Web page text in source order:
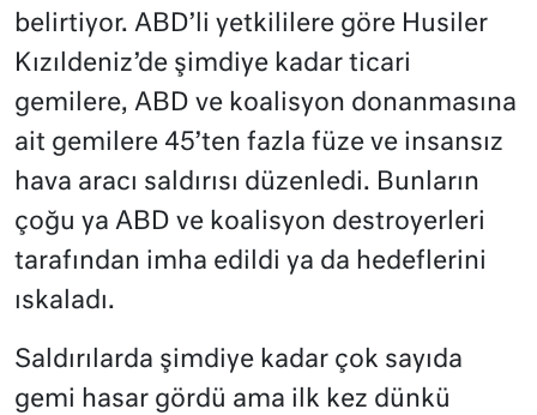
belirtiyor. ABD’li yetkililere göre Husiler
Kızıldeniz’de şimdiye kadar ticari
gemilere, ABD ve koalisyon donanmasına
ait gemilere 45’ten fazla füze ve insansız
hava aracı saldırısı düzenledi. Bunların
çoğu ya ABD ve koalisyon destroyerleri
tarafından imha edildi ya da hedeflerini
ıskaladı.
Saldırılarda şimdiye kadar çok sayıda
gemi hasar gördü ama ilk kez dünkü